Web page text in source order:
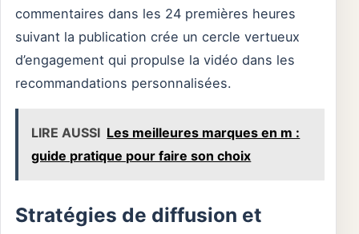
commentaires dans les 24 premières heures
suivant la publication crée un cercle vertueux
d’engagement qui propulse la vidéo dans les
recommandations personnalisées.
LIRE AUSSI Les meilleures marques en m :
guide pratique pour faire son choix
Stratégies de diffusion et